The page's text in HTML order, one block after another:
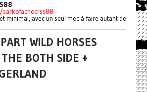
sarkofachocrss88
minimal, avec un seul mec à faire autant de
WILD HORSES
BOTH SIDE +